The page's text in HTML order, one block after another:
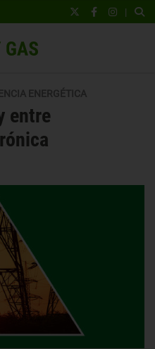
|
ENERGÉTICA
entre